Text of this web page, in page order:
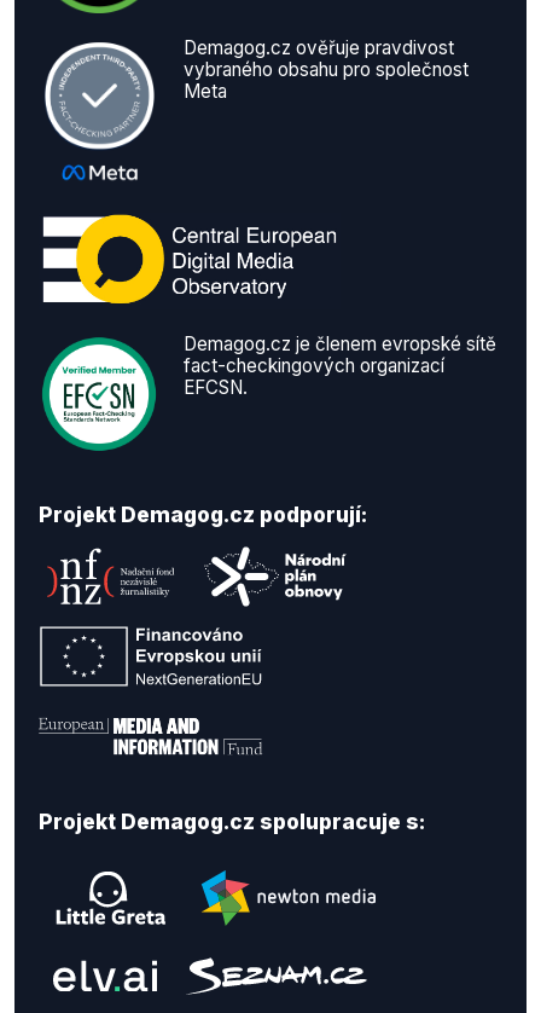
Demagog.cz ověřuje pravdivost
vybraného obsahu pro společnost
Meta
Demagog.cz je členem evropské sítě
fact-checkingových organizací
EFCSN.
Projekt Demagog.cz podporují:
Projekt Demagog.cz spolupracuje s: